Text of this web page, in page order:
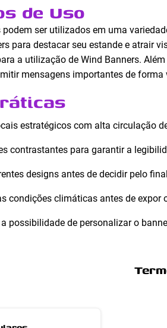
de Uso
podem ser utilizados em uma
para destacar seu estande e atrair
a utilização de Wind Banners.
mensagens importantes de forma
estratégicos com alta circulação
contrastantes para garantir a
designs antes de decidir pelo
condições climáticas antes de expor
a possibilidade de personalizar o